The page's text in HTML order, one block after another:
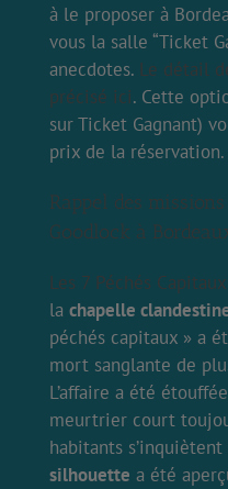
à le proposer à
vous la salle “Ticket
anecdotes. Le détail
précisé ici. Cette
sur Ticket Gagnant)
prix de la réservation.
Rappel des
Goodlock à
Les 7 Péchés Capitaux
la chapelle
péchés capitaux » a
mort sanglante de
L’affaire a été
meurtrier court
habitants s’inquiètent
silhouette a été